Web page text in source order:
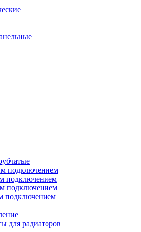
подключением
подключением
подключением
подключением
для радиаторов